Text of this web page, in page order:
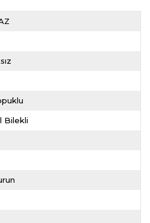
Bilekli